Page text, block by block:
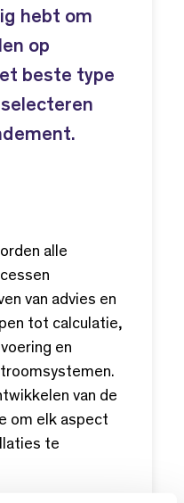
hebt om
op
beste type
alle
van advies en
tot calculatie,
en
van de
om elk aspect
te